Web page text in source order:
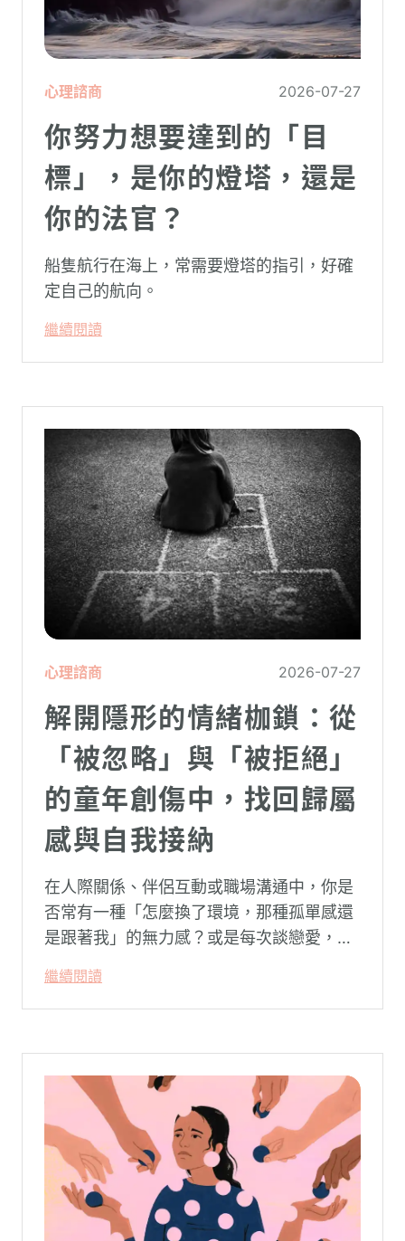
心理諮商 2026-07-27
你努力想要達到的「目
標」，是你的燈塔，還是
你的法官？
船隻航行在海上，常需要燈塔的指引，好確
定自己的航向。
繼續閱讀
心理諮商 2026-07-27
解開隱形的情緒枷鎖：從
「被忽略」與「被拒絕」
的童年創傷中，找回歸屬
感與自我接納
在人際關係、伴侶互動或職場溝通中，你是
否常有一種「怎麼換了環境，那種孤單感還
是跟著我」的無力感？或是每次談戀愛，總
卻演變成兩敗俱傷？
繼續閱讀